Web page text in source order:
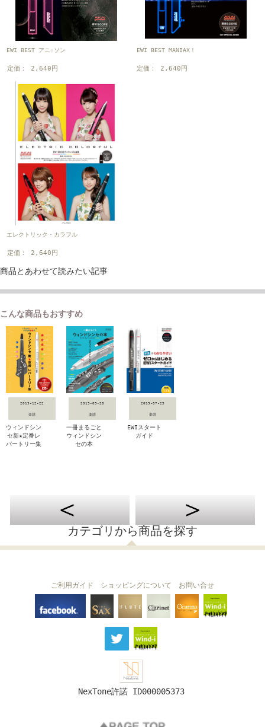
EWI BEST アニ☆ソン
定価： 2,640円
EWI BEST MANIAX！
定価： 2,640円
エレクトリック・カラフル
定価： 2,640円
商品とあわせて読みたい記事
こんな商品もおすすめ
2019-12-22
楽譜
ウィンドシン
セ新★定番レ
パートリー集
2019-09-28
楽譜
一冊まるごと
ウィンドシン
セの本
2019-07-25
楽譜
EWIスタート
ガイド
カテゴリから商品を探す
THE SAX The Clarinet
Ocarina
ご利用ガイド ショッピングについて お問い合せ
NexTone許諾 ID000005373